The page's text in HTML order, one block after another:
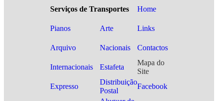
Serviços de Transportes Home
Pianos Arte Links
Arquivo Nacionais Contactos
Internacionais Estafeta
Mapa do
Site
Expresso
Distribuição
Postal
Facebook